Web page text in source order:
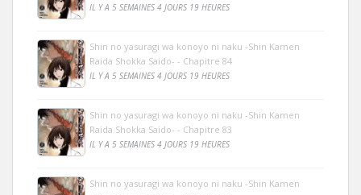
IL Y A 5 SEMAINES 4 JOURS 19 HEURES
Shin no yasuragi wa konoyo ni naku -Shin Kamen
Raida Shokka Saido- - Chapitre 84
IL Y A 5 SEMAINES 4 JOURS 19 HEURES
Shin no yasuragi wa konoyo ni naku -Shin Kamen
Raida Shokka Saido- - Chapitre 83
IL Y A 5 SEMAINES 4 JOURS 19 HEURES
Shin no yasuragi wa konoyo ni naku -Shin Kamen